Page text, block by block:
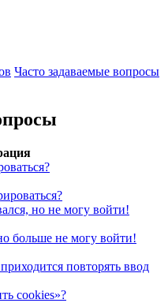
Часто задаваемые вопросы
но не могу войти!
больше не могу войти!
повторять ввод
cookies»?